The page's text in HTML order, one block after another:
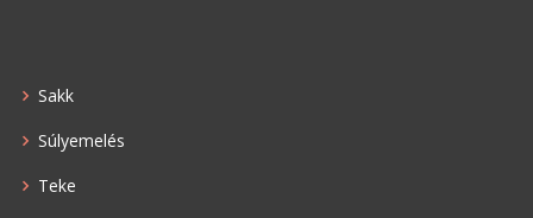
Sakk
Súlyemelés
Teke